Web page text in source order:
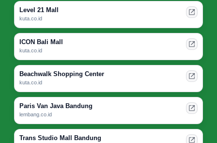
Level 21 Mall
kuta.co.id
ICON Bali Mall
kuta.co.id
Beachwalk Shopping Center
kuta.co.id
Paris Van Java Bandung
lembang.co.id
Trans Studio Mall Bandung